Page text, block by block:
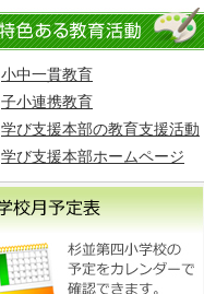
小中一貫教育
子小連携教育
学び支援本部の教育支援活動
学び支援本部ホームページ